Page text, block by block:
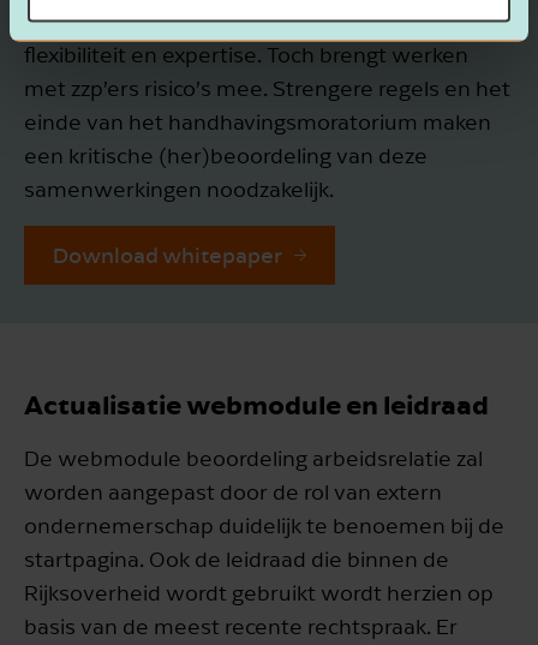
Het aantal zzp’ers groeit snel door hun
flexibiliteit en expertise. Toch brengt werken
met zzp’ers risico’s mee. Strengere regels en het
einde van het handhavingsmoratorium maken
een kritische (her)beoordeling van deze
samenwerkingen noodzakelijk.
Download whitepaper
Ja
Download whitepaper
Actualisatie webmodule en leidraad
De webmodule beoordeling arbeidsrelatie zal
worden aangepast door de rol van extern
ondernemerschap duidelijk te benoemen bij de
startpagina. Ook de leidraad die binnen de
Rijksoverheid wordt gebruikt wordt herzien op
basis van de meest recente rechtspraak. Er